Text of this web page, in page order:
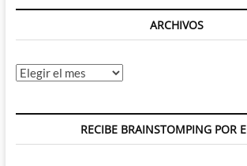
ARCHIVOS
Archivos
RECIBE BRAINSTOMPING POR